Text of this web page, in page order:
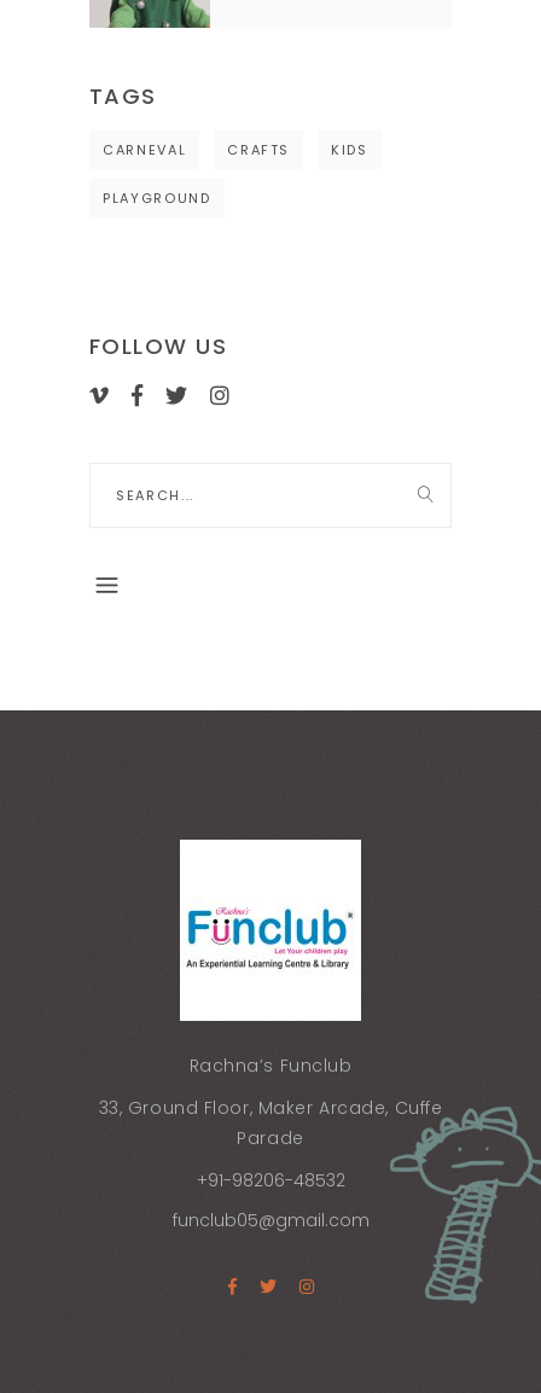
TAGS
CARNEVAL CRAFTS KIDS
PLAYGROUND
FOLLOW US
Rachna’s Funclub
33, Ground Floor, Maker Arcade, Cuffe
Parade
+91-98206-48532
funclub05@gmail.com